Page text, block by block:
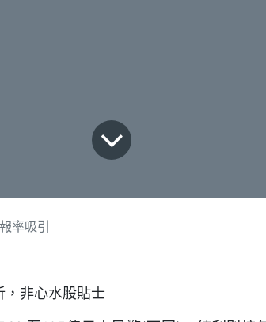
率吸引
非心水股貼士